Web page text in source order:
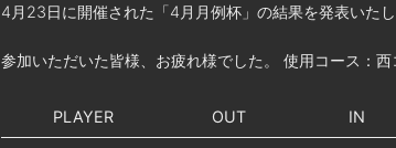
4月23日に開催された「4月月例杯」の結果を発表いたし
参加いただいた皆様、お疲れ様でした。 使用コース
PLAYER OUT IN